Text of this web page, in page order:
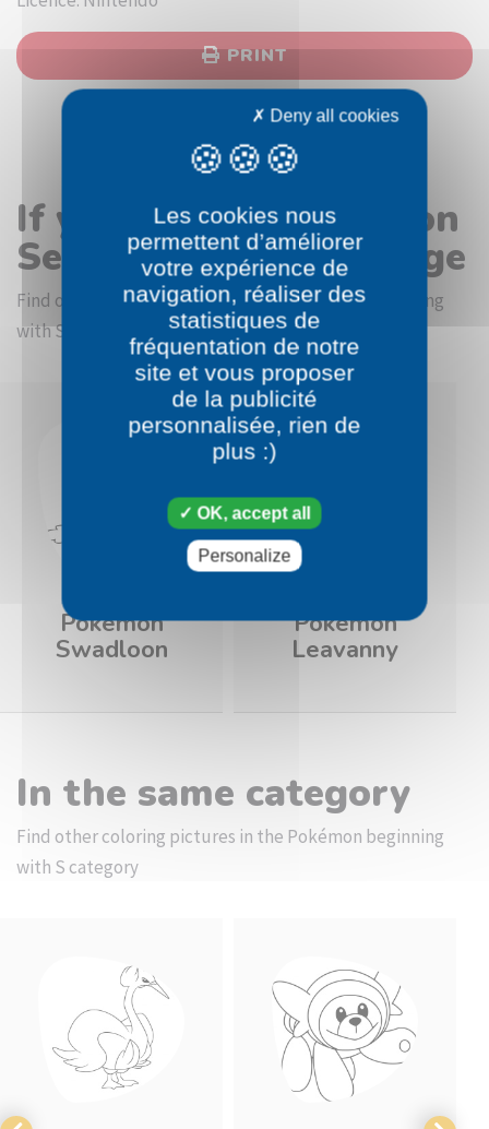
PRINT
If you like the Pokémon
Sewaddle coloring page
Find other coloring pictures in the Pokémon beginning
with S category
Pokémon
Swadloon
Pokémon
Leavanny
In the same category
Find other coloring pictures in the Pokémon beginning
with S category
Les cookies nous
permettent d’améliorer
votre expérience de
navigation, réaliser des
statistiques de
fréquentation de notre
site et vous proposer
de la publicité
personnalisée, rien de
plus :)
OK, accept all
Deny all cookies
Personalize